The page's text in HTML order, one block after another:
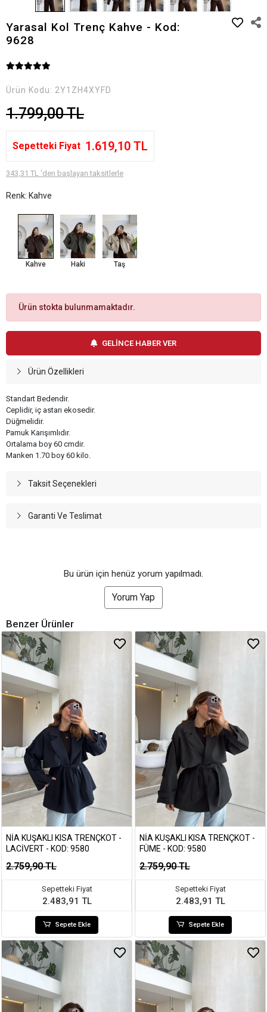
Yarasal Kol Trenç Kahve - Kod:
9628
Ürün Kodu: 2Y1ZH4XYFD
1.799,00 TL
Sepetteki Fiyat 1.619,10 TL
343,31 TL 'den başlayan taksitlerle
Renk: Kahve
Kahve Haki Taş
Ürün stokta bulunmamaktadır.
GELİNCE HABER VER
Ürün Özellikleri
Standart Bedendir.
Ceplidir, iç astarı ekosedir.
Düğmelidir.
Pamuk Karışımlıdır.
Ortalama boy 60 cmdir.
Manken 1.70 boy 60 kilo.
Taksit Seçenekleri
Garanti Ve Teslimat
Bu ürün için henüz yorum yapılmadı.
Yorum Yap
Benzer Ürünler
NIA KUŞAKLI KISA TRENÇKOT -
LACIVERT - KOD: 9580
2.759,90 TL
Sepetteki Fiyat
2.483,91 TL
Sepete Ekle
NIA KUŞAKLI KISA TRENÇKOT -
FÜME - KOD: 9580
2.759,90 TL
Sepetteki Fiyat
2.483,91 TL
Sepete Ekle